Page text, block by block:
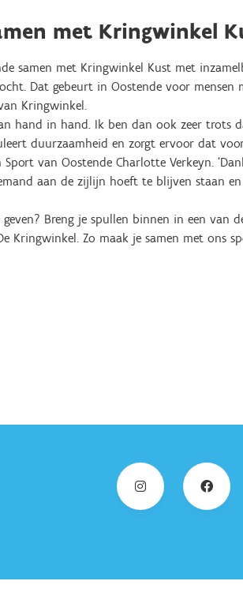
met Kringwinkel
samen met Kringwinkel Kust met
Dat gebeurt in Oostende voor mensen
Kringwinkel.
hand in hand. Ik ben dan ook zeer trots
duurzaamheid en zorgt ervoor dat voor
van Oostende Charlotte Verkeyn.
aan de zijlijn hoeft te blijven staan
Breng je spullen binnen in een van
Kringwinkel. Zo maak je samen met ons